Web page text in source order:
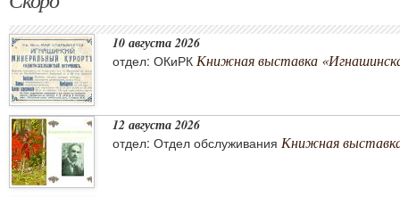
10 августа 2026
отдел: ОКиРК Книжная выставка
12 августа 2026
отдел: Отдел обслуживания Книжная